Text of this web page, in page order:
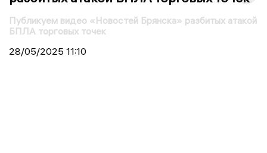
Публикуем видео «Новостей Брянска» разбитых атакой
БПЛА торговых точек
28/05/2025 11:10